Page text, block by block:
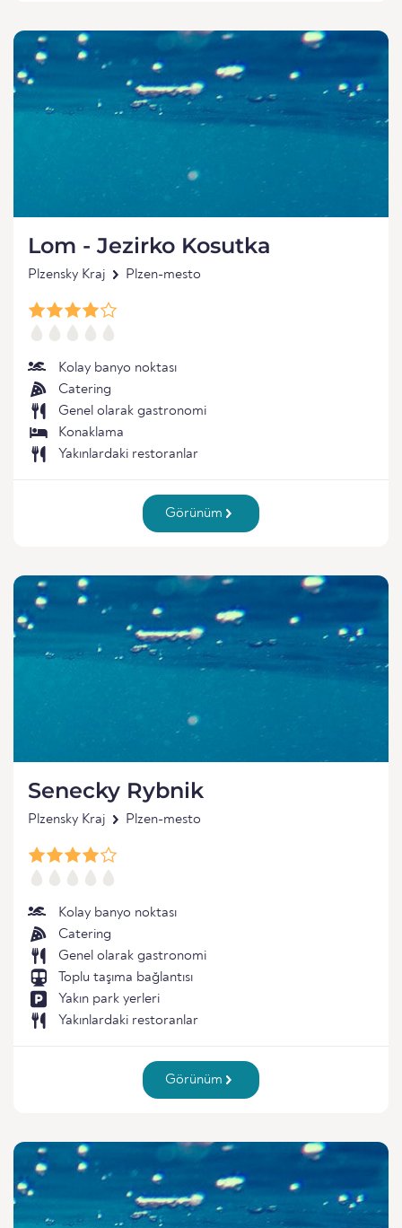
Lom - Jezirko Kosutka
Plzensky Kraj Plzen-mesto
Kolay banyo noktası
Catering
Genel olarak gastronomi
Konaklama
Yakınlardaki restoranlar
Görünüm
Senecky Rybnik
Plzensky Kraj Plzen-mesto
Kolay banyo noktası
Catering
Genel olarak gastronomi
Toplu taşıma bağlantısı
Yakın park yerleri
Yakınlardaki restoranlar
Görünüm